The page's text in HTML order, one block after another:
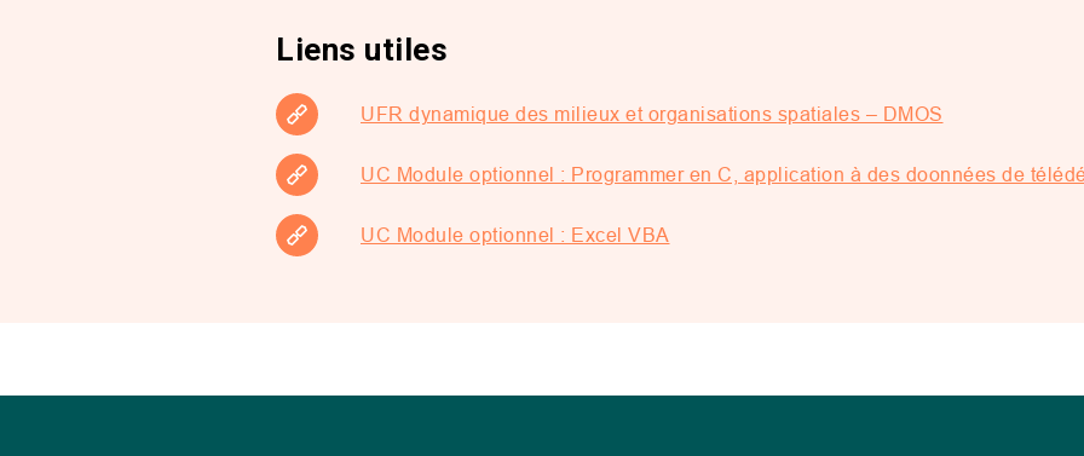
Liens utiles
UFR dynamique des milieux et organisations spatiales – DMOS
UC Module optionnel : Programmer en C, application à des doonnées de
UC Module optionnel : Excel VBA